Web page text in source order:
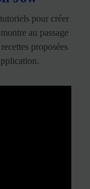
pour créer
au passage
proposées